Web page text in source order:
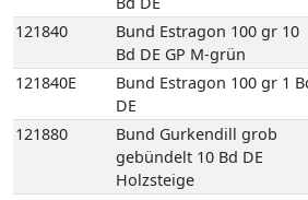
121880
Bund Gurkendill grob
gebündelt 10 Bd DE
Holzsteige
121880E
Bund Gurkendill grob
gebündelt 1 Bd DE
121890
Bund Kerbel 100 gr
10 Bd DE GP M-
grün